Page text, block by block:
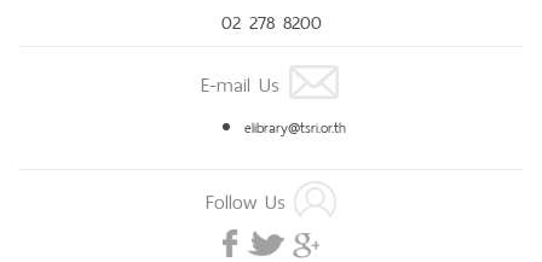
02 278 8200
E-mail Us
elibrary@tsri.or.th
Follow Us